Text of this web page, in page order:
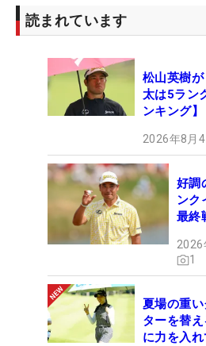
読まれています
松山英樹
太は5ラン
ンキング】
2026年8月
好調
ンク
最終
2026
1
夏場の重
ターを替
に力を入